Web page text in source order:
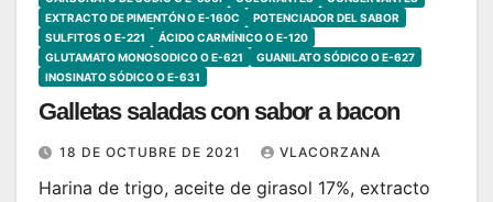
EXTRACTO DE PIMENTÓN O E-160C
POTENCIADOR DEL SABOR
SULFITOS O E-221
ÁCIDO CARMÍNICO O E-120
GLUTAMATO MONOSODICO O E-621
GUANILATO SÓDICO O E-627
INOSINATO SÓDICO O E-631
Galletas saladas con sabor a bacon
18 DE OCTUBRE DE 2021 VLACORZANA
Harina de trigo, aceite de girasol 17%, extracto